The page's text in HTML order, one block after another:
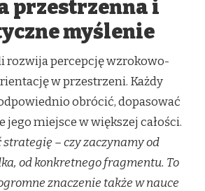
przestrzenna i
myślenie
rozwija percepcję wzrokowo-
w przestrzeni. Każdy
obrócić, dopasować
jego miejsce w większej całości.
– czy zaczynamy od
od konkretnego fragmentu. To
znaczenie także w nauce